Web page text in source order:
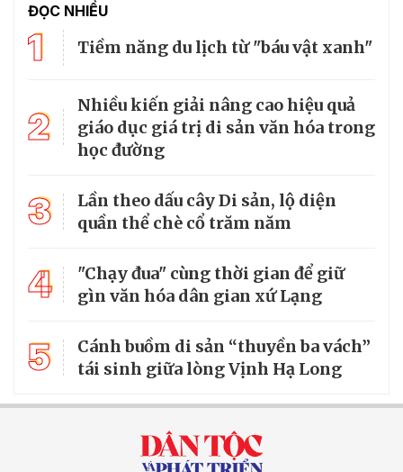
ĐỌC NHIỀU
1 Tiềm năng du lịch từ "báu vật xanh"
2
Nhiều kiến giải nâng cao hiệu quả
giáo dục giá trị di sản văn hóa trong
học đường
3
Lần theo dấu cây Di sản, lộ diện
quần thể chè cổ trăm năm
4
"Chạy đua" cùng thời gian để giữ
gìn văn hóa dân gian xứ Lạng
5
Cánh buồm di sản “thuyền ba vách”
tái sinh giữa lòng Vịnh Hạ Long